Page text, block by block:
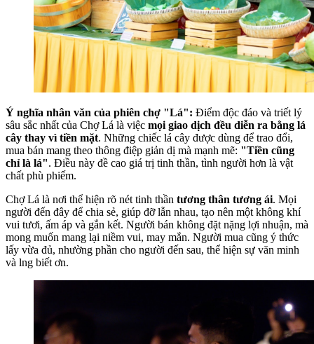
Ý nghĩa nhân văn của phiên chợ "Lá": Điểm độc đáo và triết lý
sâu sắc nhất của Chợ Lá là việc mọi giao dịch đều diễn ra bằng lá
cây thay vì tiền mặt. Những chiếc lá cây được dùng để trao đổi,
mua bán mang theo thông điệp giản dị mà mạnh mẽ: "Tiền cũng
chỉ là lá". Điều này đề cao giá trị tinh thần, tình người hơn là vật
chất phù phiếm.
Chợ Lá là nơi thể hiện rõ nét tinh thần tương thân tương ái. Mọi
người đến đây để chia sẻ, giúp đỡ lẫn nhau, tạo nên một không khí
vui tươi, ấm áp và gắn kết. Người bán không đặt nặng lợi nhuận, mà
mong muốn mang lại niềm vui, may mắn. Người mua cũng ý thức
lấy vừa đủ, nhường phần cho người đến sau, thể hiện sự văn minh
và lng biết ơn.